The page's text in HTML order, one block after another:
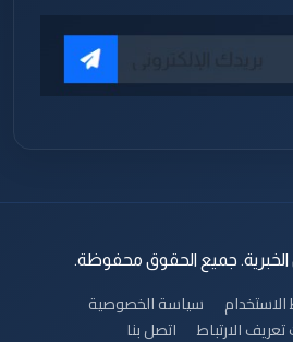
سياسة الخصوصية
الارتباط
اتصل بنا